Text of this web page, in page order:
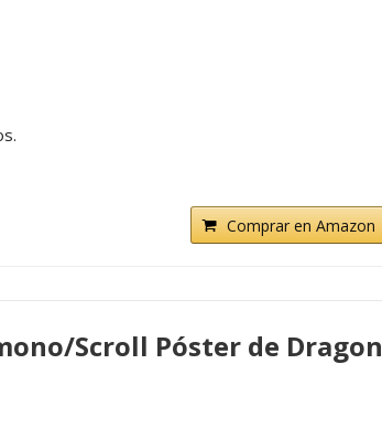
Comprar en Amazon
Scroll Póster de Dragon